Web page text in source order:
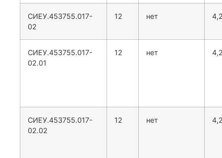
СИЕУ.453755.017-
02
12 нет
СИЕУ.453755.017-
02.01
12 нет
СИЕУ.453755.017-
02.02
12 нет